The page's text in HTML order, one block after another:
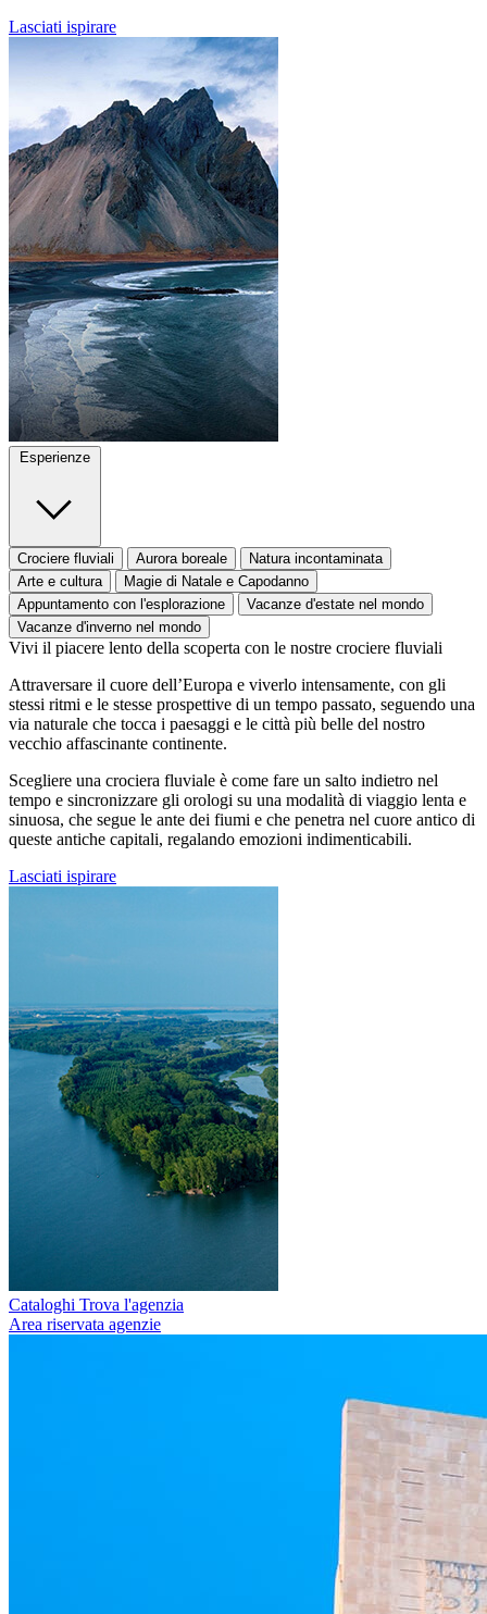
Lasciati ispirare
Esperienze
Crociere fluviali Aurora boreale
Natura incontaminata
Arte e cultura
Magie di Natale e Capodanno
Appuntamento con l'esplorazione
Vacanze d'estate nel mondo
Vacanze d'inverno nel mondo
Vivi il piacere lento della scoperta con le nostre crociere fluviali
Attraversare il cuore dell’Europa e viverlo intensamente, con gli
stessi ritmi e le stesse prospettive di un tempo passato, seguendo una
via naturale che tocca i paesaggi e le città più belle del nostro
vecchio affascinante continente.
Scegliere una crociera fluviale è come fare un salto indietro nel
tempo e sincronizzare gli orologi su una modalità di viaggio lenta e
sinuosa, che segue le ante dei fiumi e che penetra nel cuore antico di
queste antiche capitali, regalando emozioni indimenticabili.
Lasciati ispirare
Cataloghi Trova l'agenzia
Area riservata agenzie